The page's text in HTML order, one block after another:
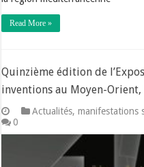
Read More »
Quinzième édition de
inventions au Moyen-Orient,
Actualités,manifestations
0